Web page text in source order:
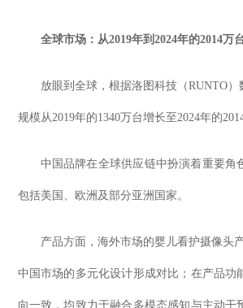
全球市场：从2019年到 2024年的2014万
放眼到全球，根据洛图科技（RUNTO）
规模从2019年的1340万台增长至2024年的
中国品牌在全球供应链中扮演着重要角
包括美国、欧洲及部分亚洲国家。
产品方面，海外市场的婴儿看护摄像头
中国市场的多元化设计形成对比；在产品
向一致，均致力于融合多模态感知与主动